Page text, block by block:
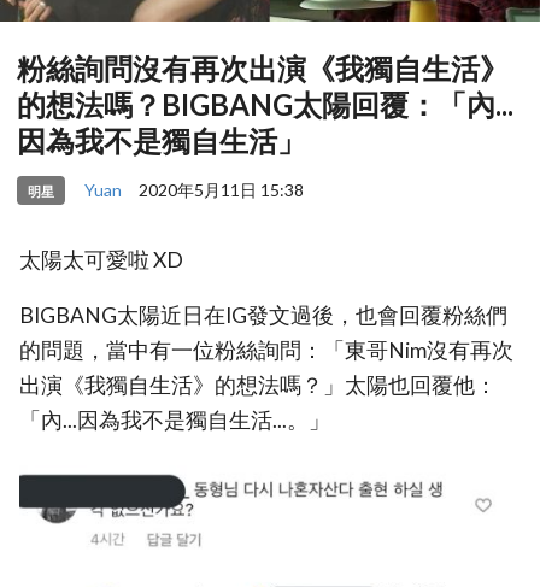
粉絲詢問沒有再次出演《我獨自生活》
的想法嗎？BIGBANG太陽回覆：「內...
因為我不是獨自生活」
明星 Yuan 2020年5月11日 15:38
太陽太可愛啦 XD
BIGBANG太陽近日在IG發文過後，也會回覆粉絲們
的問題，當中有一位粉絲詢問：「東哥Nim沒有再次
出演《我獨自生活》的想法嗎？」太陽也回覆他：
「內...因為我不是獨自生活...。」